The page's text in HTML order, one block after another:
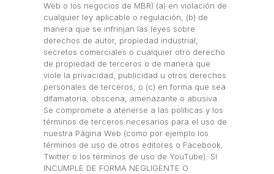
Web o los negocios de MBR) (a) en violación de
cualquier ley aplicable o regulación, (b) de
manera que se infrinjan las leyes sobre
derechos de autor, propiedad industrial,
secretos comerciales o cualquier otro derecho
de propiedad de terceros o de manera que
viole la privacidad, publicidad u otros derechos
personales de terceros, o (c) en forma que sea
difamatoria, obscena, amenazante o abusiva.
Se compromete a atenerse a las políticas y los
términos de terceros necesarios para el uso de
nuestra Página Web (como por ejemplo los
términos de uso de otros editores o Facebook,
Twitter o los términos de uso de YouTube). SI
INCUMPLE DE FORMA NEGLIGENTE O